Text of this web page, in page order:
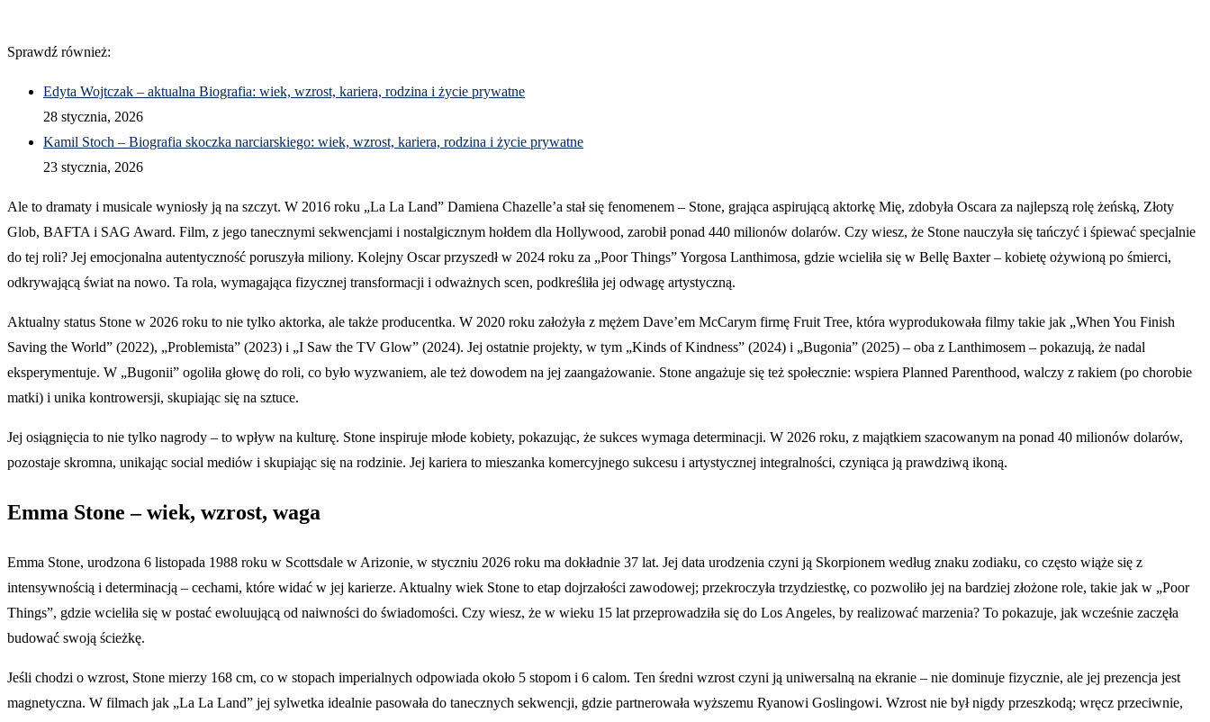
Sprawdź również:
Edyta Wojtczak – aktualna Biografia: wiek, wzrost, kariera, rodzina i życie prywatne
28 stycznia, 2026
Kamil Stoch – Biografia skoczka narciarskiego: wiek, wzrost, kariera, rodzina i życie prywatne
23 stycznia, 2026
Ale to dramaty i musicale wyniosły ją na szczyt. W 2016 roku „La La Land” Damiena Chazelle’a stał się fenomenem – Stone, grająca aspirującą aktorkę Mię, zdobyła Oscara za najlepszą rolę żeńską, Złoty
Glob, BAFTA i SAG Award. Film, z jego tanecznymi sekwencjami i nostalgicznym hołdem dla Hollywood, zarobił ponad 440 milionów dolarów. Czy wiesz, że Stone nauczyła się tańczyć i śpiewać specjalnie
do tej roli? Jej emocjonalna autentyczność poruszyła miliony. Kolejny Oscar przyszedł w 2024 roku za „Poor Things” Yorgosa Lanthimosa, gdzie wcieliła się w Bellę Baxter – kobietę ożywioną po śmierci,
odkrywającą świat na nowo. Ta rola, wymagająca fizycznej transformacji i odważnych scen, podkreśliła jej odwagę artystyczną.
Aktualny status Stone w 2026 roku to nie tylko aktorka, ale także producentka. W 2020 roku założyła z mężem Dave’em McCarym firmę Fruit Tree, która wyprodukowała filmy takie jak „When You Finish
Saving the World” (2022), „Problemista” (2023) i „I Saw the TV Glow” (2024). Jej ostatnie projekty, w tym „Kinds of Kindness” (2024) i „Bugonia” (2025) – oba z Lanthimosem – pokazują, że nadal
eksperymentuje. W „Bugonii” ogoliła głowę do roli, co było wyzwaniem, ale też dowodem na jej zaangażowanie. Stone angażuje się też społecznie: wspiera Planned Parenthood, walczy z rakiem (po chorobie
matki) i unika kontrowersji, skupiając się na sztuce.
Jej osiągnięcia to nie tylko nagrody – to wpływ na kulturę. Stone inspiruje młode kobiety, pokazując, że sukces wymaga determinacji. W 2026 roku, z majątkiem szacowanym na ponad 40 milionów dolarów,
pozostaje skromna, unikając social mediów i skupiając się na rodzinie. Jej kariera to mieszanka komercyjnego sukcesu i artystycznej integralności, czyniąca ją prawdziwą ikoną.
Emma Stone – wiek, wzrost, waga
Emma Stone, urodzona 6 listopada 1988 roku w Scottsdale w Arizonie, w styczniu 2026 roku ma dokładnie 37 lat. Jej data urodzenia czyni ją Skorpionem według znaku zodiaku, co często wiąże się z
intensywnością i determinacją – cechami, które widać w jej karierze. Aktualny wiek Stone to etap dojrzałości zawodowej; przekroczyła trzydziestkę, co pozwoliło jej na bardziej złożone role, takie jak w „Poor
Things”, gdzie wcieliła się w postać ewoluującą od naiwności do świadomości. Czy wiesz, że w wieku 15 lat przeprowadziła się do Los Angeles, by realizować marzenia? To pokazuje, jak wcześnie zaczęła
budować swoją ścieżkę.
Jeśli chodzi o wzrost, Stone mierzy 168 cm, co w stopach imperialnych odpowiada około 5 stopom i 6 calom. Ten średni wzrost czyni ją uniwersalną na ekranie – nie dominuje fizycznie, ale jej prezencja jest
magnetyczna. W filmach jak „La La Land” jej sylwetka idealnie pasowała do tanecznych sekwencji, gdzie partnerowała wyższemu Ryanowi Goslingowi. Wzrost nie był nigdy przeszkodą; wręcz przeciwnie,